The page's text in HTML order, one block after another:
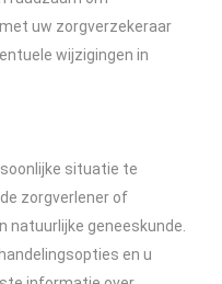
uw zorgverzekeraar
wijzigingen in
situatie te
zorgverlener of
natuurlijke geneeskunde.
en u